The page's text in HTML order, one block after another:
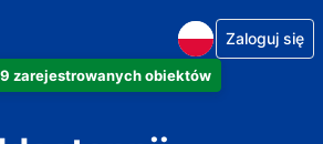
zarejestrowanych obiektów
Zaloguj się